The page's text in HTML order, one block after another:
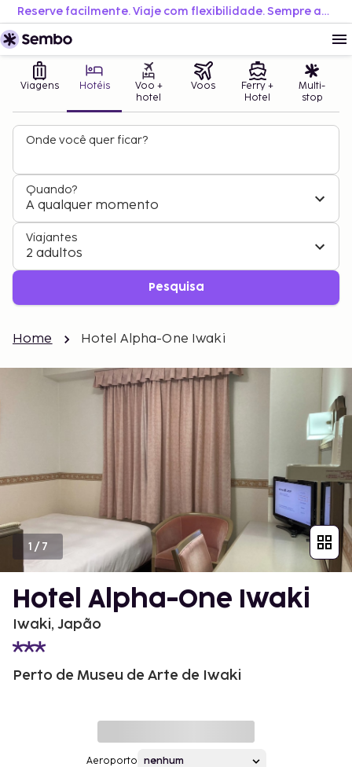
Reserve facilmente. Viaje com flexibilidade. Sempre ao melhor preço.
Viagens Hotéis
Voo +
hotel
Voos
Ferry +
Hotel
Multi-
stop
Onde você quer ficar?
Quando?
A qualquer momento
Viajantes
2 adultos
Pesquisa
Home Hotel Alpha-One Iwaki
1 /7
Hotel Alpha-One Iwaki
Iwaki, Japão
Perto de Museu de Arte de Iwaki
Aeroporto